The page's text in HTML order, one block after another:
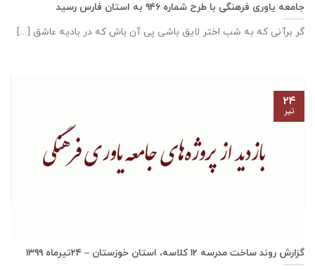
جامعه یاوری فرهنگی با طرح شماره ۹۴۶ به استان فارس رسید
گر برآنی که به شب اختر لایق باشی پی آن باش که در بادیه عاشق [...]
گزارش روند ساخت مدرسه ١٢ كلاسه، استان خوزستان – ۲۴تیرماه ۱۳۹۹
۲۴
تیر